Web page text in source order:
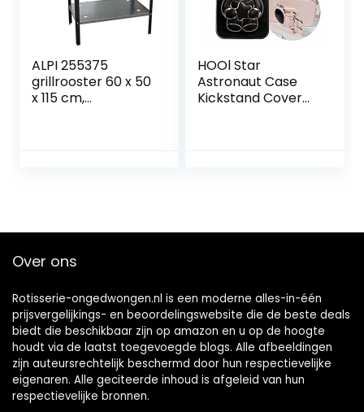
ALPI 255375
grillrooster 60 x 50
x 115 cm,
HOOl Star
Astronaut Case
Kickstand Cover
Functie
Over ons
Rotisserie-ongedwongen.nl is een moderne alles-in-één
prijsvergelijkings- en beoordelingswebsite die de beste deals
biedt die beschikbaar zijn op amazon en u op de hoogte
houdt via de laatst toegevoegde blogs. Alle afbeeldingen
zijn auteursrechtelijk beschermd door hun respectievelijke
eigenaren. Alle geciteerde inhoud is afgeleid van hun
respectievelijke bronnen.